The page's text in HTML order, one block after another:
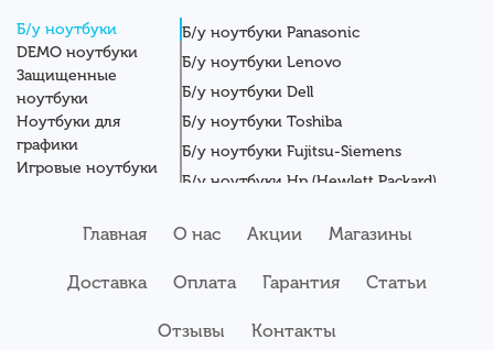
Б/у ноутбуки
DEMO ноутбуки
Защищенные
ноутбуки
Ноутбуки для
графики
Игровые ноутбуки
Мониторы
Серверы
Б/у ноутбуки Panasonic
Б/у ноутбуки Lenovo
Б/у ноутбуки Dell
Б/у ноутбуки Toshiba
Б/у ноутбуки Fujitsu-Siemens
Б/у ноутбуки Hp (Hewlett Packard)
Б/у ноутбуки Asus
Б/у ноутбуки Samsung
Главная О нас Акции Магазины
Доставка Оплата Гарантия Статьи
Отзывы Контакты